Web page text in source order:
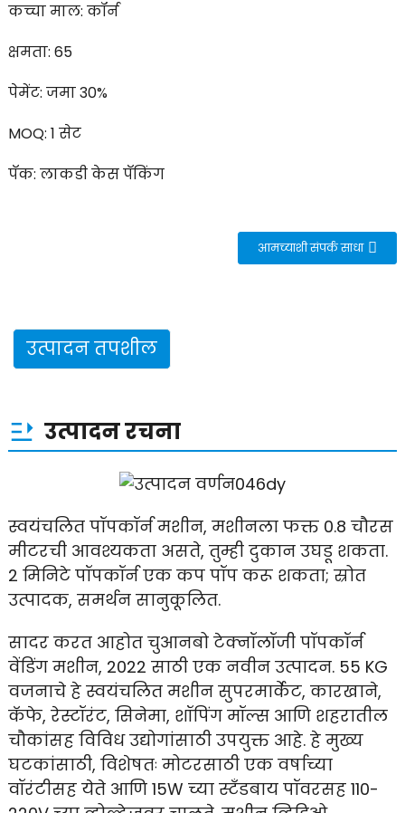
कच्चा माल: कॉर्न
क्षमता: 65
पेमेंट: जमा 30%
MOQ: 1 सेट
पॅक: लाकडी केस पॅकिंग
आमच्याशी संपर्क साधा
उत्पादन तपशील
उत्पादन रचना
स्वयंचलित पॉपकॉर्न मशीन, मशीनला फक्त 0.8 चौरस
मीटरची आवश्यकता असते, तुम्ही दुकान उघडू शकता.
2 मिनिटे पॉपकॉर्न एक कप पॉप करू शकता; स्रोत
उत्पादक, समर्थन सानुकूलित.
सादर करत आहोत चुआनबो टेक्नॉलॉजी पॉपकॉर्न
वेंडिंग मशीन, 2022 साठी एक नवीन उत्पादन. 55 KG
वजनाचे हे स्वयंचलित मशीन सुपरमार्केट, कारखाने,
कॅफे, रेस्टॉरंट, सिनेमा, शॉपिंग मॉल्स आणि शहरातील
चौकांसह विविध उद्योगांसाठी उपयुक्त आहे. हे मुख्य
घटकांसाठी, विशेषतः मोटरसाठी एक वर्षाच्या
वॉरंटीसह येते आणि 15W च्या स्टँडबाय पॉवरसह 110-